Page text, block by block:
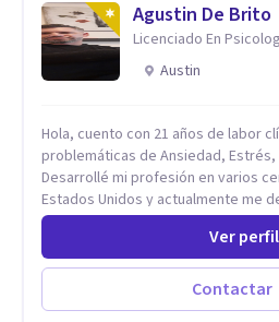
Agustin De Brito
Licenciado En
Austin
Hola, cuento con 21 años de labor
problemáticas de Ansiedad, Estrés, depresión y adicciones.
Desarrollé mi profesión en varios
Estados Unidos y actualmente me
privada. Utilizo terapias cognitivas
evidencia científica con comprobados
objetivos terapéuticos están
herramientas concretas para el
desarrollar nuevas habilidades y
Ver perfil
Contactar